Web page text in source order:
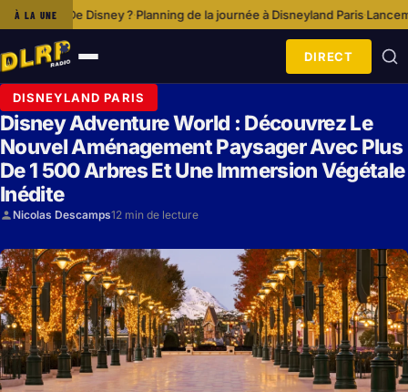
À LA UNE
?· Planning de la journée à Disneyland Paris·Lancement De Disney+
Ouvrir
le
menu
DIRECT
DISNEYLAND PARIS
Disney Adventure World : Découvrez Le
Nouvel Aménagement Paysager Avec Plus
De 1 500 Arbres Et Une Immersion Végétale
Inédite
Nicolas Descamps12 min de lecture